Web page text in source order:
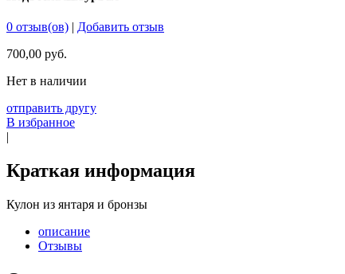
0 отзыв(ов) | Добавить отзыв
700,00 руб.
Нет в наличии
отправить другу
В избранное
|
Краткая информация
Кулон из янтаря и бронзы
описание
Отзывы